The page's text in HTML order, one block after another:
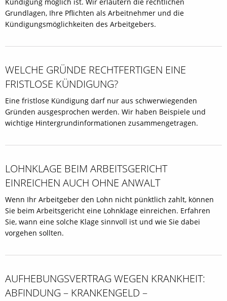
Grundlagen, Ihre Pflichten als Arbeitnehmer und die
Kündigungsmöglichkeiten des Arbeitgebers.
WELCHE GRÜNDE RECHTFERTIGEN EINE
FRISTLOSE KÜNDIGUNG?
Eine fristlose Kündigung darf nur aus schwerwiegenden
Gründen ausgesprochen werden. Wir haben Beispiele und
wichtige Hintergrundinformationen zusammengetragen.
LOHNKLAGE BEIM ARBEITSGERICHT
EINREICHEN AUCH OHNE ANWALT
Wenn Ihr Arbeitgeber den Lohn nicht pünktlich zahlt, können
Sie beim Arbeitsgericht eine Lohnklage einreichen. Erfahren
Sie, wann eine solche Klage sinnvoll ist und wie Sie dabei
vorgehen sollten.
AUFHEBUNGSVERTRAG WEGEN KRANKHEIT:
ABFINDUNG – KRANKENGELD –